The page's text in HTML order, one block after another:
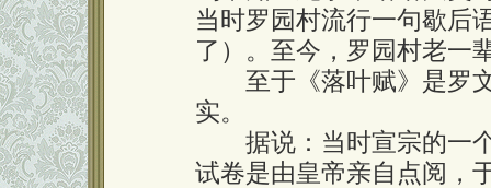
当时罗园村流行一句歇后
了）。至今，罗园村老一
至于《落叶赋》是罗文
实。
据说：当时宣宗的一个
试卷是由皇帝亲自点阅，